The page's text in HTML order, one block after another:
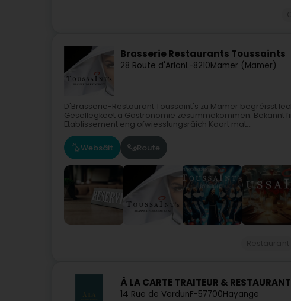
Brasserie Restaurants Toussaints
28 Route d'ArlonL-8210Mamer (Mamer)
D'Brasserie-Restaurant Toussaint's zu Mamer begréisst
Gesellegkeet a Gastronomie zesummekommen. Bekannt
Etablissement eng ofwiesslungsräich Kaart mat...
Websäit Route
À LA CARTE TRAITEUR &
14 Rue de VerdunF-57700Hayange